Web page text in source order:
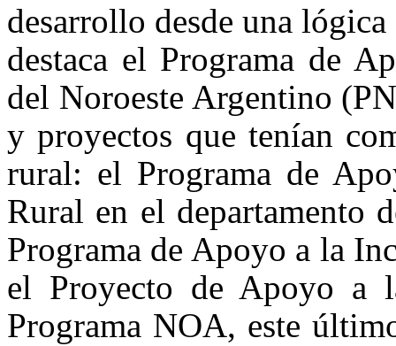
desarrollo desde una
destaca el Programa de
del Noroeste Argentino
y proyectos que tenían
rural: el Programa de
Rural en el departamento
Programa de Apoyo a la
el Proyecto de Apoyo a
Programa NOA, este